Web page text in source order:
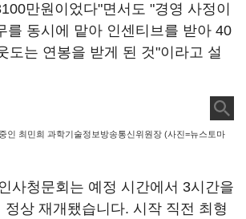
만원이었다"면서도 "경영 사정이
를 동시에 맡아 인센티브를 받아 40
도는 연봉을 받게 된 것"이라고 설
인 최민희 과학기술정보방송통신위원장 (사진=뉴스토마
사청문회는 예정 시간에서 3시간을
정상 재개됐습니다. 시작 직전 최형